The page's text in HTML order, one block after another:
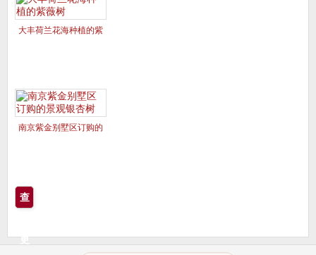
大丰荷兰花海种植的紫
南京紫金别墅区订购的
查
更